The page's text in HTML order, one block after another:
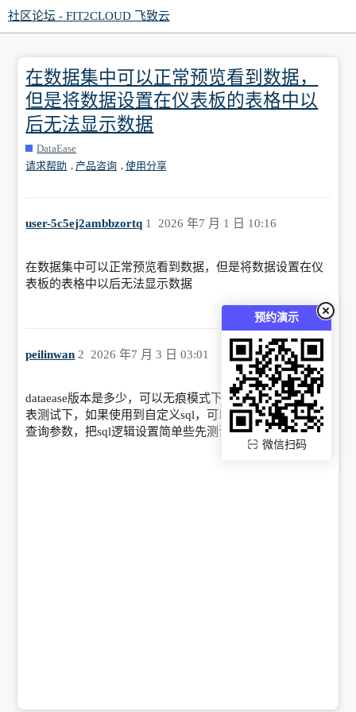
预约演示
微信扫码
社区论坛 - FIT2CLOUD 飞致云
在数据集中可以正常预览看到数据，
但是将数据设置在仪表板的表格中以
后无法显示数据
DataEase
请求帮助
产品咨询 使用分享
user-5c5ej2ambbzortq 2026 年7 月 1 日 10:16
1
在数据集中可以正常预览看到数据，但是将数据设置在仪
表板的表格中以后无法显示数据
peilinwan 2026 年7 月 3 日 03:01
2
dataease版本是多少，可以无痕模式下在仪表板新建一个图
表测试下，如果使用到自定义sql，可以确认下是否有设置
查询参数，把sql逻辑设置简单些先测试看下。